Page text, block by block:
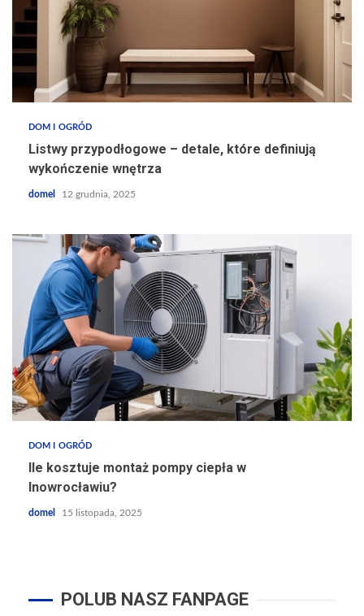
DOM I OGRÓD
Listwy przypodłogowe – detale, które definiują
wykończenie wnętrza
domel 12 grudnia, 2025
DOM I OGRÓD
Ile kosztuje montaż pompy ciepła w
Inowrocławiu?
domel 15 listopada, 2025
POLUB NASZ FANPAGE